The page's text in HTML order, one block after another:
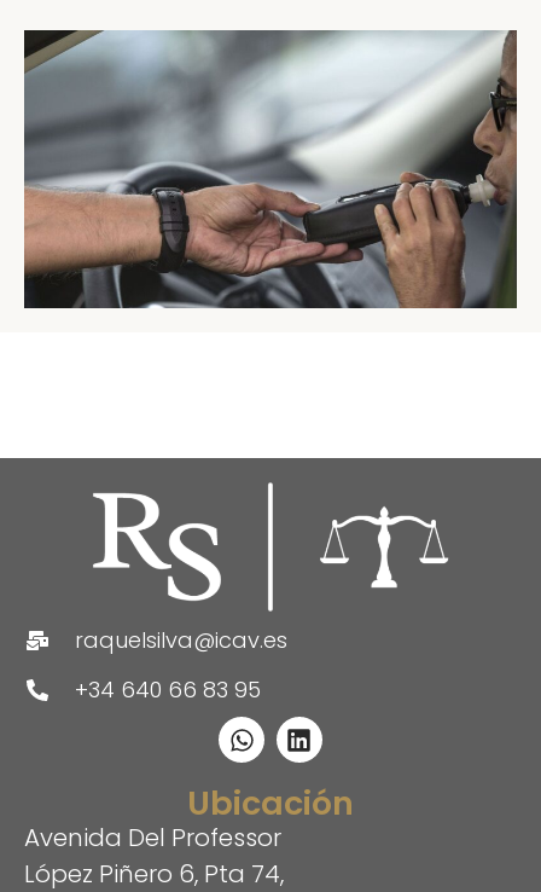
raquelsilva@icav.es
+34 640 66 83 95
Ubicación
Avenida Del Professor
López Piñero 6, Pta 74,